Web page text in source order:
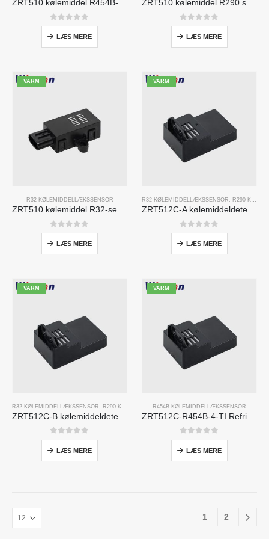
ZRT510 kølemiddel R454B-sensormodul-højtydende NDIR-kølemiddelsensor
0ud af 5
LÆS MERE
ZRT510 kølemiddel R290 sensormodul-højtydende NDIR-kølemiddelføler
0ud af 5
LÆS MERE
VARM
R32 KØLEMIDDELLÆKSSENSOR
0ud af 5
LÆS MERE
VARM
R32 KØLEMIDDELLÆKSSENSOR R290 KØLEMIDDELLÆKSSENSOR
0ud af 5
LÆS MERE
VARM
R32 KØLEMIDDELLÆKSSENSOR R290 KØLEMIDDELLÆKSSENSOR , R454B
0ud af 5
LÆS MERE
VARM
R454B KØLEMIDDELLÆKSSENSOR
0ud af 5
LÆS MERE
1 2